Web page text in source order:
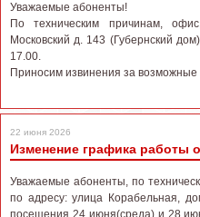
Уважаемые абоненты!
По техническим причинам,
Московский д. 143 (Губернский
17.00.
Приносим извинения за возможные
22 июня 2026
Изменение графика работы
Уважаемые абоненты, по
по адресу: улица Корабельная,
посещения 24 июня(среда) и 28